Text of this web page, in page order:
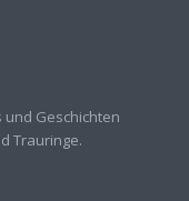
und Geschichten
Trauringe.